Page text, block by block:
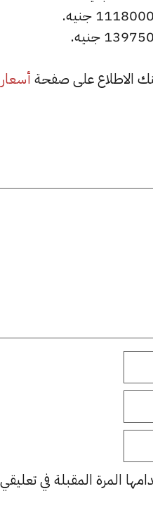
أسعار
المرة المقبلة في